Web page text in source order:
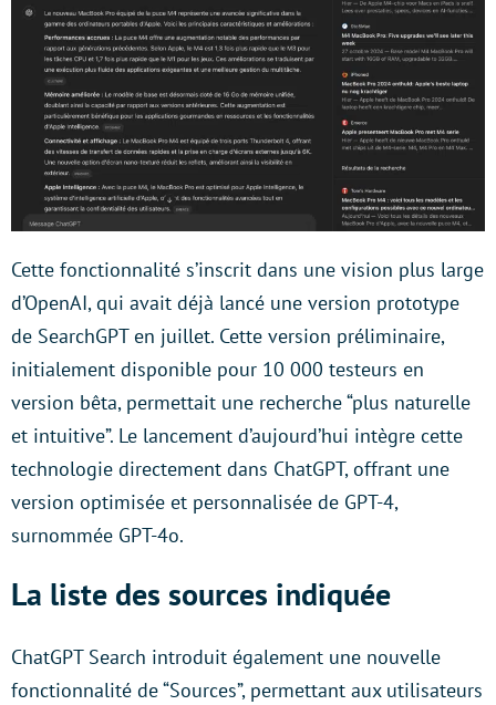
Cette fonctionnalité s’inscrit dans une vision plus large
d’OpenAI, qui avait déjà lancé une version prototype
de SearchGPT en juillet. Cette version préliminaire,
initialement disponible pour 10 000 testeurs en
version bêta, permettait une recherche “plus naturelle
et intuitive”. Le lancement d’aujourd’hui intègre cette
technologie directement dans ChatGPT, offrant une
version optimisée et personnalisée de GPT-4,
surnommée GPT-4o.
La liste des sources indiquée
ChatGPT Search introduit également une nouvelle
fonctionnalité de “Sources”, permettant aux utilisateurs